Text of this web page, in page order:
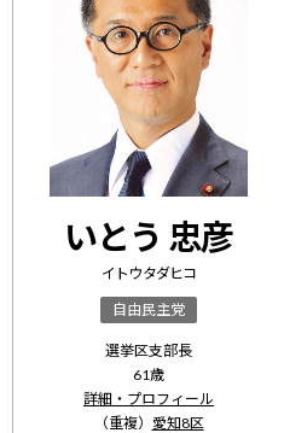
いとう 忠彦
イトウ タダヒコ
自由民主党
選挙区支部長
61歳
詳細・プロフィール
（重複） 愛知8区